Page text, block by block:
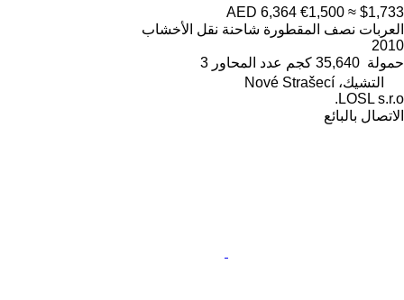
AED 6,364 €1,500 ≈ $1,733
العربات نصف المقطورة شاحنة نقل الأخشاب
2010
حمولة 35,640 كجم عدد المحاور 3
التشيك، Nové Strašecí
LOSL s.r.o.
الاتصال بالبائع